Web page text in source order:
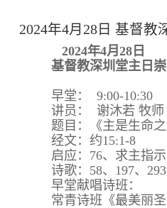
2024年4月28日
基督教深圳堂主日崇
早堂： 9:00-10:30
讲员： 谢沐若 牧师
题目：《主是生命之
经文：约15:1-8
启应：76、求主指示
诗歌：58、197、293
早堂献唱诗班：
常青诗班《最美丽圣